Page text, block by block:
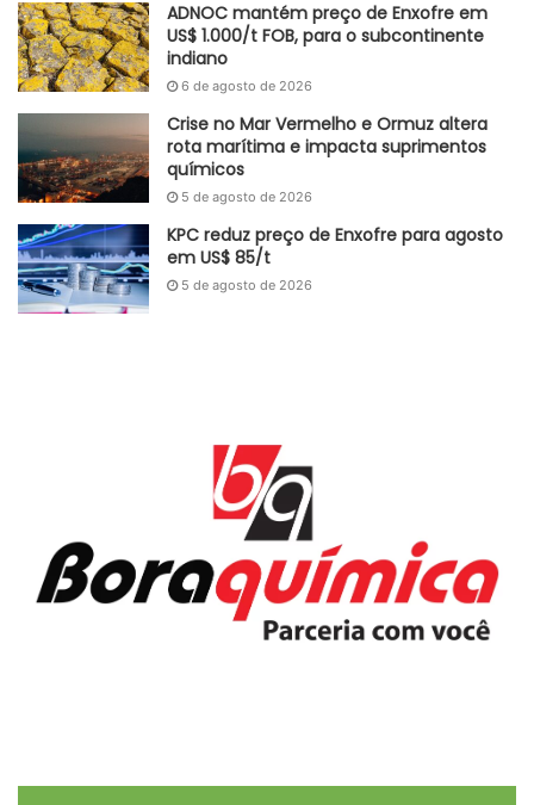
Fonte GlobalKem
Etiquetas Ásia Brasil EUA Europa
Louisiana
Maine navio produtos químicos Texas
ADNOC mantém preço de Enxofre em
US$ 1.000/t FOB, para o subcontinente
indiano
6 de agosto de 2026
Crise no Mar Vermelho e Ormuz altera
rota marítima e impacta suprimentos
químicos
5 de agosto de 2026
KPC reduz preço de Enxofre para agosto
em US$ 85/t
5 de agosto de 2026